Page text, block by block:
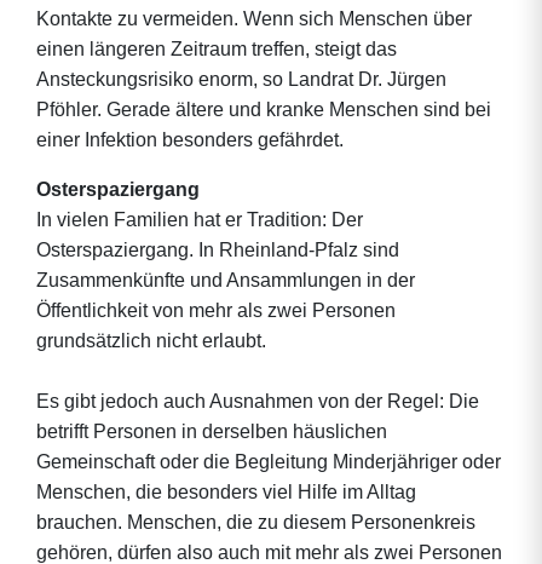
Kontakte zu vermeiden. Wenn sich Menschen über
einen längeren Zeitraum treffen, steigt das
Ansteckungsrisiko enorm, so Landrat Dr. Jürgen
Pföhler. Gerade ältere und kranke Menschen sind bei
einer Infektion besonders gefährdet.
Osterspaziergang
In vielen Familien hat er Tradition: Der
Osterspaziergang. In Rheinland-Pfalz sind
Zusammenkünfte und Ansammlungen in der
Öffentlichkeit von mehr als zwei Personen
grundsätzlich nicht erlaubt.
Es gibt jedoch auch Ausnahmen von der Regel: Die
betrifft Personen in derselben häuslichen
Gemeinschaft oder die Begleitung Minderjähriger oder
Menschen, die besonders viel Hilfe im Alltag
brauchen. Menschen, die zu diesem Personenkreis
gehören, dürfen also auch mit mehr als zwei Personen